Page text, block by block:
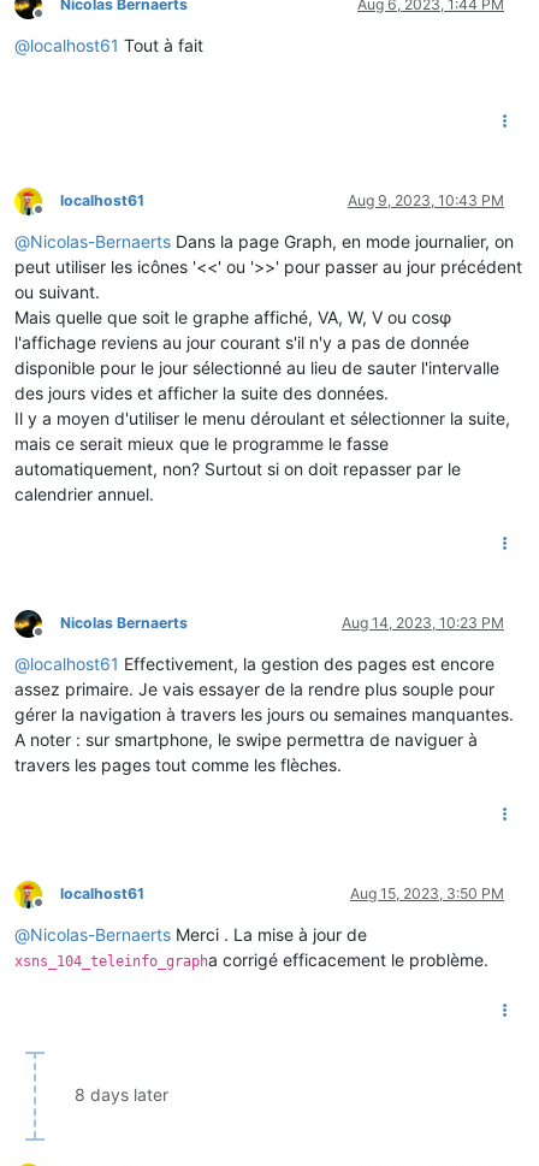
Offline
Nicolas Bernaerts Aug 6, 2023, 1:44 PM
@localhost61 Tout à fait
Offline
localhost61 Aug 9, 2023, 10:43 PM
@Nicolas-Bernaerts Dans la page Graph, en mode journalier, on
peut utiliser les icônes '<<' ou '>>' pour passer au jour précédent
ou suivant.
Mais quelle que soit le graphe affiché, VA, W, V ou cosφ
l'affichage reviens au jour courant s'il n'y a pas de donnée
disponible pour le jour sélectionné au lieu de sauter l'intervalle
des jours vides et afficher la suite des données.
Il y a moyen d'utiliser le menu déroulant et sélectionner la suite,
mais ce serait mieux que le programme le fasse
automatiquement, non? Surtout si on doit repasser par le
calendrier annuel.
Offline
Nicolas Bernaerts Aug 14, 2023, 10:23 PM
@localhost61 Effectivement, la gestion des pages est encore
assez primaire. Je vais essayer de la rendre plus souple pour
gérer la navigation à travers les jours ou semaines manquantes.
A noter : sur smartphone, le swipe permettra de naviguer à
travers les pages tout comme les flèches.
Offline
localhost61 Aug 15, 2023, 3:50 PM
@Nicolas-Bernaerts Merci . La mise à jour de
xsns_104_teleinfo_grapha corrigé efficacement le problème.
8 days later